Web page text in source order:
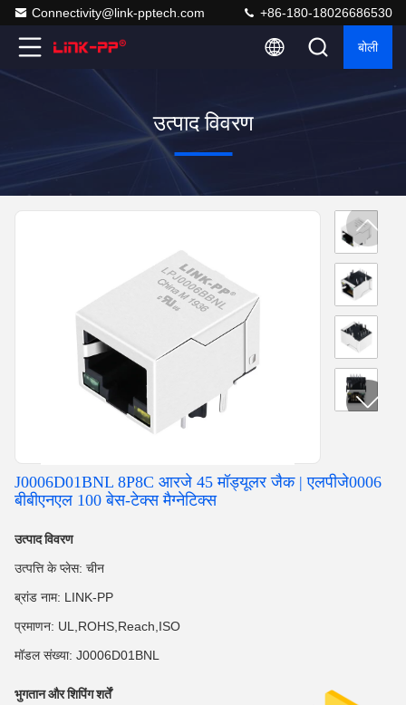
Connectivity@link-pptech.com +86-180-18026686530
बोली
उत्पाद विवरण
J0006D01BNL 8P8C आरजे 45 मॉड्यूलर जैक | एलपीजे0006
बीबीएनएल 100 बेस-टेक्स मैग्नेटिक्स
उत्पाद विवरण
उत्पत्ति के प्लेस: चीन
ब्रांड नाम: LINK-PP
प्रमाणन: UL,ROHS,Reach,ISO
मॉडल संख्या: J0006D01BNL
भुगतान और शिपिंग शर्तें